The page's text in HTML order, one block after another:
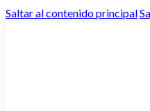
Saltar al contenido principal